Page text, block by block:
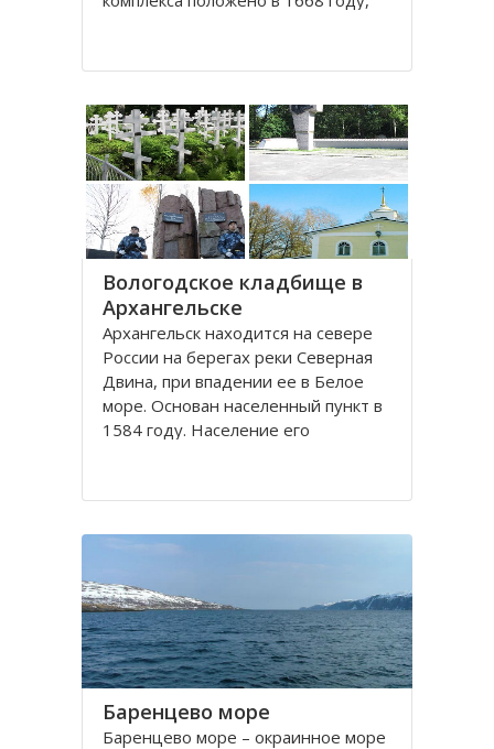
себе две функции: торговую и
Архангельск на тот момент являлся
крупным
Вологодское кладбище в
Архангельске
Архангельск находится на севере
России на берегах реки Северная
Двина, при впадении ее в Белое
море. Основан населенный пункт в
1584 году. Население его
порт. На территории города, в
расположено Вологодское
Баренцево море
Баренцево море – окраинное море